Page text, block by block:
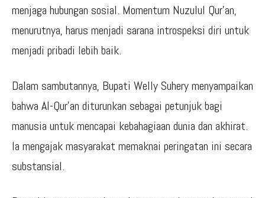
menjaga hubungan sosial. Momentum Nuzulul Qur’an,
menurutnya, harus menjadi sarana introspeksi diri untuk
menjadi pribadi lebih baik.
Dalam sambutannya, Bupati Welly Suhery menyampaikan
bahwa Al-Qur’an diturunkan sebagai petunjuk bagi
manusia untuk mencapai kebahagiaan dunia dan akhirat.
Ia mengajak masyarakat memaknai peringatan ini secara
substansial.